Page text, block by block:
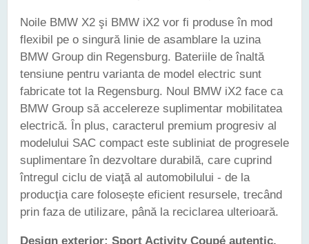
Noile BMW X2 şi BMW iX2 vor fi produse în mod
flexibil pe o singură linie de asamblare la uzina
BMW Group din Regensburg. Bateriile de înaltă
tensiune pentru varianta de model electric sunt
fabricate tot la Regensburg. Noul BMW iX2 face ca
BMW Group să accelereze suplimentar mobilitatea
electrică. În plus, caracterul premium progresiv al
modelului SAC compact este subliniat de progresele
suplimentare în dezvoltare durabilă, care cuprind
întregul ciclu de viaţă al automobilului - de la
producţia care folosește eficient resursele, trecând
prin faza de utilizare, până la reciclarea ulterioară.
Design exterior: Sport Activity Coupé autentic,